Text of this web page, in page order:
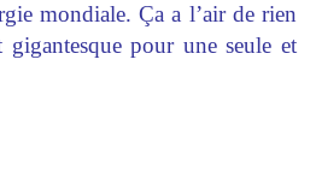
mondiale. Ça a l’air de rien
gigantesque pour une seule et